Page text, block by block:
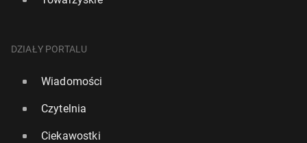
DZIAŁY PORTALU
Wiadomości
Czytelnia
Ciekawostki